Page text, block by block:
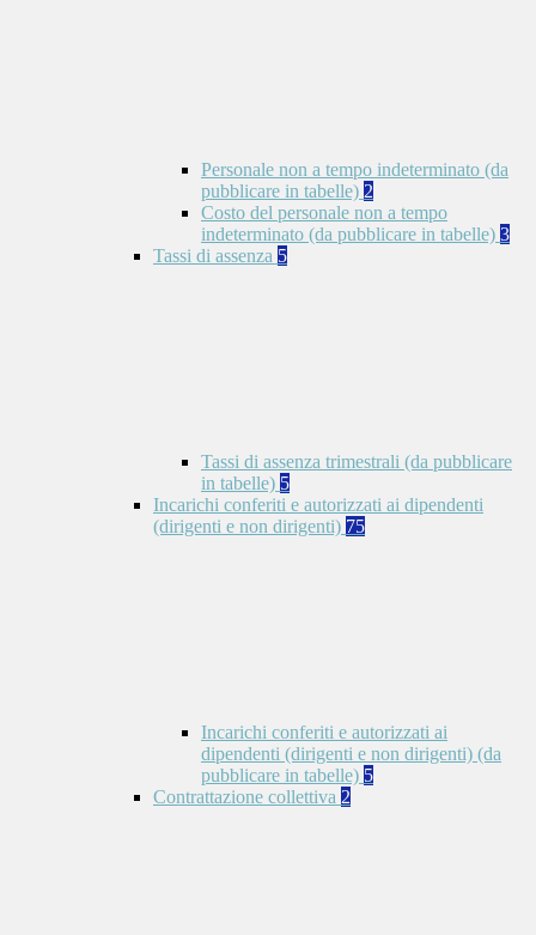
Personale non a tempo indeterminato (da
pubblicare in tabelle) 2
Costo del personale non a tempo
indeterminato (da pubblicare in tabelle) 3
Tassi di assenza 5
Tassi di assenza trimestrali (da pubblicare
in tabelle) 5
Incarichi conferiti e autorizzati ai dipendenti
(dirigenti e non dirigenti) 75
Incarichi conferiti e autorizzati ai
dipendenti (dirigenti e non dirigenti) (da
pubblicare in tabelle) 5
Contrattazione collettiva 2